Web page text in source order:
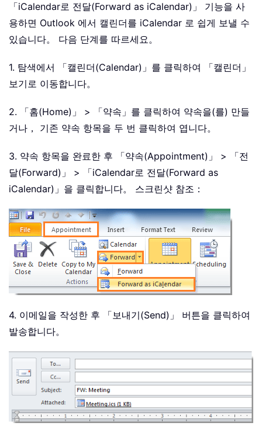
「iCalendar로 전달(Forward as iCalendar)」 기능을 사
용하면 Outlook 에서 캘린더를 iCalendar 로 쉽게 보낼 수
있습니다。 다음 단계를 따르세요。
1. 탐색에서 「캘린더(Calendar)」를 클릭하여 「캘린더」
보기로 이동합니다。
2. 「홈(Home)」 > 「약속」를 클릭하여 약속을(를) 만들
거나， 기존 약속 항목을 두 번 클릭하여 엽니다。
3. 약속 항목을 완료한 후 「약속(Appointment)」 > 「전
달(Forward)」 > 「iCalendar로 전달(Forward as
iCalendar)」을 클릭합니다。 스크린샷 참조：
4. 이메일을 작성한 후 「보내기(Send)」 버튼을 클릭하여
발송합니다。